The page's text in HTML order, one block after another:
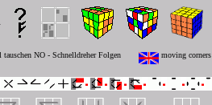
NO - Schnelldreher Folgen moving